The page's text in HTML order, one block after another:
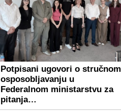
Potpisani ugovori o stručnom
osposobljavanju u
Federalnom ministarstvu za
pitanja…